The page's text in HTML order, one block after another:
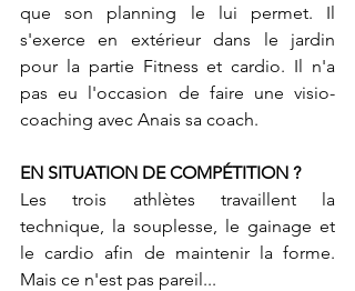
que son planning le lui permet. Il
s'exerce en extérieur dans le jardin
pour la partie Fitness et cardio. Il n'a
pas eu l'occasion de faire une visio-
coaching avec Anais sa coach.
EN SITUATION DE COMPÉTITION ?
Les trois athlètes travaillent la
technique, la souplesse, le gainage et
le cardio afin de maintenir la forme.
Mais ce n'est pas pareil...